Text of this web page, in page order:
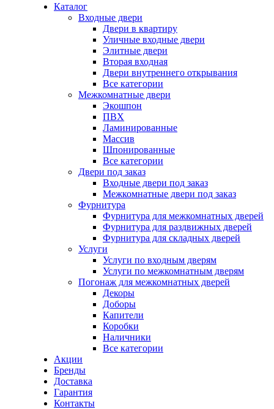
Каталог
Входные двери
Двери в квартиру
Уличные входные двери
Элитные двери
Вторая входная
Двери внутреннего открывания
Все категории
Межкомнатные двери
Экошпон
ПВХ
Ламинированные
Массив
Шпонированные
Все категории
Двери под заказ
Входные двери под заказ
Межкомнатные двери под заказ
Фурнитура
Фурнитура для межкомнатных дверей
Фурнитура для раздвижных дверей
Фурнитура для складных дверей
Услуги
Услуги по входным дверям
Услуги по межкомнатным дверям
Погонаж для межкомнатных дверей
Декоры
Доборы
Капители
Коробки
Наличники
Все категории
Акции
Бренды
Доставка
Гарантия
Контакты